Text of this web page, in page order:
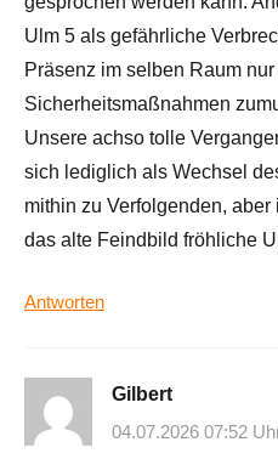
Ulm 5 als gefährliche
Präsenz im selben Raum
Sicherheitsmaßnahmen
Unsere achso tolle
sich lediglich als Wechsel
mithin zu Verfolgenden,
das alte Feindbild fröhliche
Antworten
Gilbert
04.07.2026 07:52